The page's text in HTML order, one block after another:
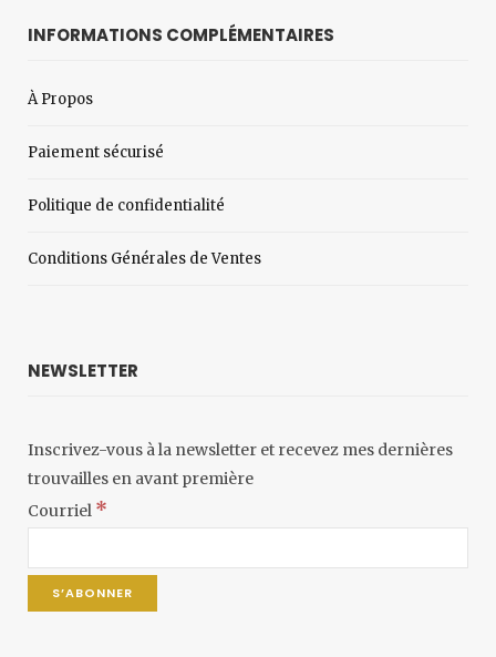
INFORMATIONS COMPLÉMENTAIRES
À Propos
Paiement sécurisé
Politique de confidentialité
Conditions Générales de Ventes
NEWSLETTER
Inscrivez-vous à la newsletter et recevez mes dernières
trouvailles en avant première
Courriel *